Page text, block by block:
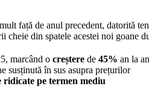
față de anul precedent, datorită
din spatele acestei noi goane
marcând o creștere de 45% an la an
susținută în sus asupra prețurilor
pe termen mediu